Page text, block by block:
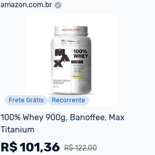
amazon.com.br
Frete Grátis Recorrente
100% Whey 900g, Banoffee, Max
Titanium
R$ 122,00
R$101,36